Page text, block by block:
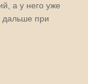
а у него уже
дальше при